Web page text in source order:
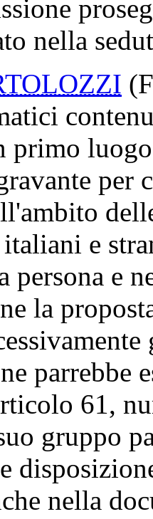
nella
primo
per
e
persona e
la
parrebbe
61,
gruppo
nella